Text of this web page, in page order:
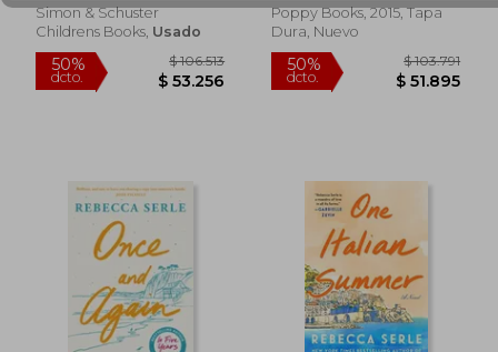
Simon & Schuster
Childrens Books, Usado
Poppy Books, 2015, Tapa
Dura, Nuevo